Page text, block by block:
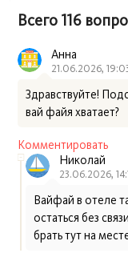
Всего 116
Анна
21.06.2026,
Здравствуйте!
вай файя хватает?
Комментировать
Николай
23.06.2026,
Вайфай в отеле
остаться без
брать тут на